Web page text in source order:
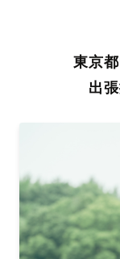
料金は全国どこで
リジナルの研修と
ィを身につけたプ
丁寧なレタッチ
撮影後は、独自の
整。自然な雰囲気
に。きっと「こん
出会えます。まず
東京
出